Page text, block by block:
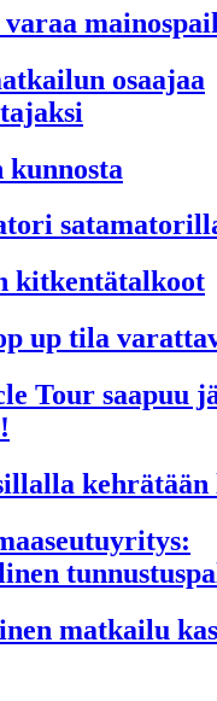
osaajaa
kitkentätalkoot
up tila
Tour saapuu
kehrätään
matkailu